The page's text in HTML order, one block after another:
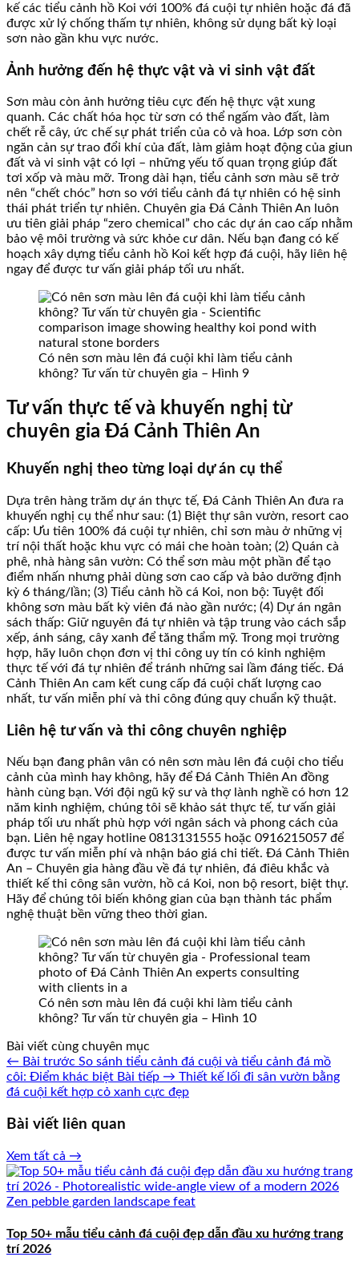
kế các tiểu cảnh hồ Koi với 100% đá cuội tự nhiên hoặc đá đã
được xử lý chống thấm tự nhiên, không sử dụng bất kỳ loại
sơn nào gần khu vực nước.
Ảnh hưởng đến hệ thực vật và vi sinh vật đất
Sơn màu còn ảnh hưởng tiêu cực đến hệ thực vật xung
quanh. Các chất hóa học từ sơn có thể ngấm vào đất, làm
chết rễ cây, ức chế sự phát triển của cỏ và hoa. Lớp sơn còn
ngăn cản sự trao đổi khí của đất, làm giảm hoạt động của giun
đất và vi sinh vật có lợi – những yếu tố quan trọng giúp đất
tơi xốp và màu mỡ. Trong dài hạn, tiểu cảnh sơn màu sẽ trở
nên “chết chóc” hơn so với tiểu cảnh đá tự nhiên có hệ sinh
thái phát triển tự nhiên. Chuyên gia Đá Cảnh Thiên An luôn
ưu tiên giải pháp “zero chemical” cho các dự án cao cấp nhằm
bảo vệ môi trường và sức khỏe cư dân. Nếu bạn đang có kế
hoạch xây dựng tiểu cảnh hồ Koi kết hợp đá cuội, hãy liên hệ
ngay để được tư vấn giải pháp tối ưu nhất.
Có nên sơn màu lên đá cuội khi làm tiểu cảnh
không? Tư vấn từ chuyên gia – Hình 9
Tư vấn thực tế và khuyến nghị từ
chuyên gia Đá Cảnh Thiên An
Khuyến nghị theo từng loại dự án cụ thể
Dựa trên hàng trăm dự án thực tế, Đá Cảnh Thiên An đưa ra
khuyến nghị cụ thể như sau: (1) Biệt thự sân vườn, resort cao
cấp: Ưu tiên 100% đá cuội tự nhiên, chỉ sơn màu ở những vị
trí nội thất hoặc khu vực có mái che hoàn toàn; (2) Quán cà
phê, nhà hàng sân vườn: Có thể sơn màu một phần để tạo
điểm nhấn nhưng phải dùng sơn cao cấp và bảo dưỡng định
kỳ 6 tháng/lần; (3) Tiểu cảnh hồ cá Koi, non bộ: Tuyệt đối
không sơn màu bất kỳ viên đá nào gần nước; (4) Dự án ngân
sách thấp: Giữ nguyên đá tự nhiên và tập trung vào cách sắp
xếp, ánh sáng, cây xanh để tăng thẩm mỹ. Trong mọi trường
hợp, hãy luôn chọn đơn vị thi công uy tín có kinh nghiệm
thực tế với đá tự nhiên để tránh những sai lầm đáng tiếc. Đá
Cảnh Thiên An cam kết cung cấp đá cuội chất lượng cao
nhất, tư vấn miễn phí và thi công đúng quy chuẩn kỹ thuật.
Liên hệ tư vấn và thi công chuyên nghiệp
Nếu bạn đang phân vân có nên sơn màu lên đá cuội cho tiểu
cảnh của mình hay không, hãy để Đá Cảnh Thiên An đồng
hành cùng bạn. Với đội ngũ kỹ sư và thợ lành nghề có hơn 12
năm kinh nghiệm, chúng tôi sẽ khảo sát thực tế, tư vấn giải
pháp tối ưu nhất phù hợp với ngân sách và phong cách của
bạn. Liên hệ ngay hotline 0813131555 hoặc 0916215057 để
được tư vấn miễn phí và nhận báo giá chi tiết. Đá Cảnh Thiên
An – Chuyên gia hàng đầu về đá tự nhiên, đá điêu khắc và
thiết kế thi công sân vườn, hồ cá Koi, non bộ resort, biệt thự.
Hãy để chúng tôi biến không gian của bạn thành tác phẩm
nghệ thuật bền vững theo thời gian.
Có nên sơn màu lên đá cuội khi làm tiểu cảnh
không? Tư vấn từ chuyên gia – Hình 10
Bài viết cùng chuyên mục
← Bài trước So sánh tiểu cảnh đá cuội và tiểu cảnh đá mồ
côi: Điểm khác biệt Bài tiếp → Thiết kế lối đi sân vườn bằng
đá cuội kết hợp cỏ xanh cực đẹp
Bài viết liên quan
Xem tất cả →
Top 50+ mẫu tiểu cảnh đá cuội đẹp dẫn đầu xu hướng trang
trí 2026